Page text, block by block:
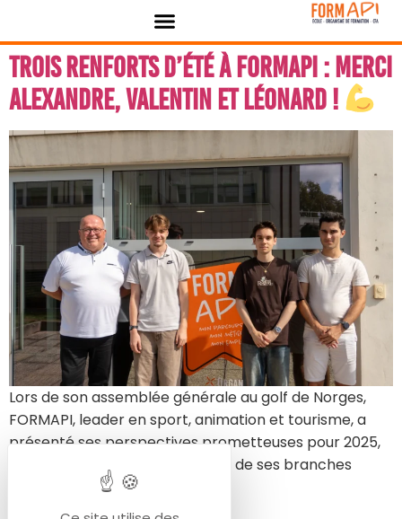
Trois renforts d’été à FORMAPI : merci
Alexandre, Valentin et Léonard !
Lors de son assemblée générale au golf de Norges,
FORMAPI, leader en sport, animation et tourisme, a
présenté ses perspectives prometteuses pour 2025,
obtenant la confiance unanime de ses branches
territoriales et partenaires.
Panneau de gestion des cookies